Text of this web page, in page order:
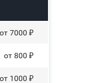
от 7000 ₽
от 800 ₽
от 1000 ₽